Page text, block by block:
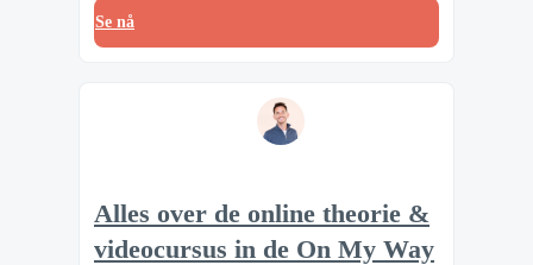
Se nå
Alles over de online theorie &
videocursus in de On My Way